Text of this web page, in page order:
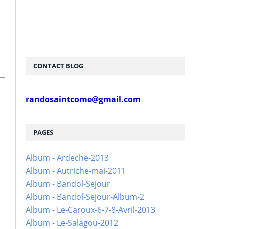
PAGES
Album - Ardeche-2013
Album - Autriche-mai-2011
Album - Bandol-Sejour
Album - Bandol-Sejour-Album-2
Album - Le-Caroux-6-7-8-Avril-2013
Album - Le-Salagou-2012
CONTACT BLOG
randosaintcome@gmail.com